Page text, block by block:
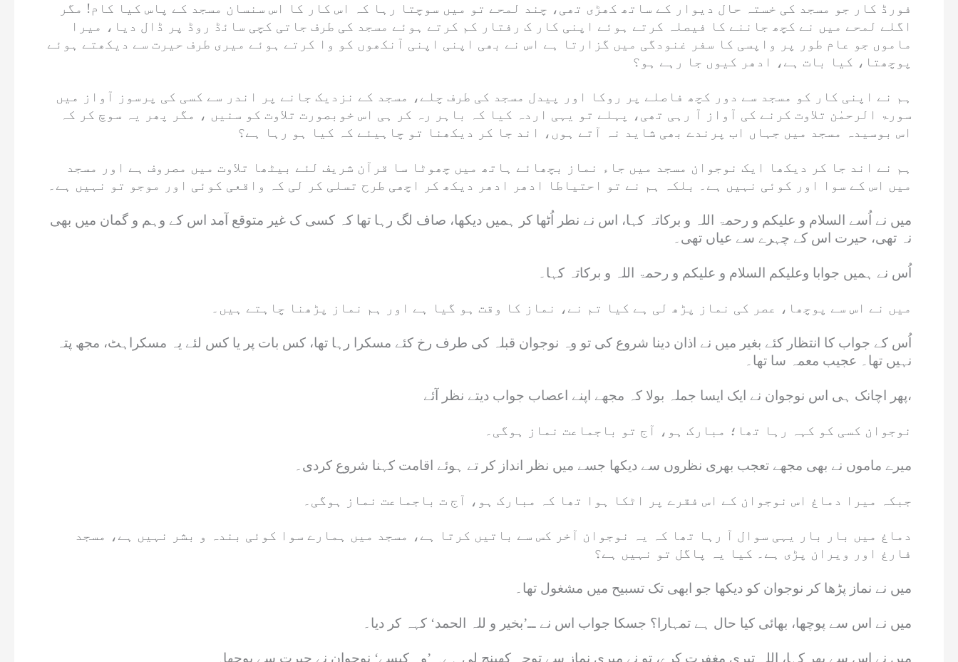
فورڈ کار جو مسجد کی خستہ حال دیوار کے ساتھ کھڑی تھی، چند لمحے تو میں سوچتا رہا کہ اس کار کا اس سنسان مسجد کے پاس کیا کام! مگر
اگلے لمحے میں نے کچھ جاننے کا فیصلہ کرتے ہوئے اپنی کار ک رفتار کم کرتے ہوئے مسجد کی طرف جاتی کچی سائڈ روڈ پر ڈال دیا، میرا
ماموں جو عام طور پر واپسی کا سفر غنودگی میں گزارتا ہے اس نے بھی اپنی اپنی آنکھوں کو وا کرتے ہوئے میری طرف حیرت سے دیکھتے ہوئے
پوچھتا، کیا بات ہے، ادھر کیوں جا رہے ہو؟
ہم نے اپنی کار کو مسجد سے دور کچھ فاصلے پر روکا اور پیدل مسجد کی طرف چلے، مسجد کے نزدیک جانے پر اندر سے کسی کی پرسوز آواز میں
سورۃ الرحمٰن تلاوت کرنے کی آواز آ رہی تھی، پہلے تو یہی اردہ کیا کہ باہر رہ کر ہی اس خوبصورت تلاوت کو سنیں ، مگر پھر یہ سوچ کر کہ
اس بوسیدہ مسجد میں جہاں اب پرندے بھی شاید نہ آتے ہوں، اند جا کر دیکھنا تو چاہیئے کہ کیا ہو رہا ہے؟
ہم نے اند جا کر دیکھا ایک نوجوان مسجد میں جاء نماز بچھائے ہاتھ میں چھوٹا سا قرآن شریف لئے بیٹھا تلاوت میں مصروف ہے اور مسجد
میں اس کے سوا اور کوئی نہیں ہے۔ بلکہ ہم نے تو احتیاطا ادھر ادھر دیکھ کر اچھی طرح تسلی کر لی کہ واقعی کوئی اور موجو تو نہیں ہے۔
میں نے اُسے السلام و علیکم و رحمۃ اللہ و برکاتہ کہا، اس نے نطر اُٹھا کر ہمیں دیکھا، صاف لگ رہا تھا کہ کسی ک غیر متوقع آمد اس کے وہم و گمان میں بھی
نہ تھی، حیرت اس کے چہرے سے عیاں تھی۔
اُس نے ہمیں جوابا وعلیکم السلام و علیکم و رحمۃ اللہ و برکاتہ کہا۔
میں نے اس سے پوچھا، عصر کی نماز پڑھ لی ہے کیا تم نے، نماز کا وقت ہو گیا ہے اور ہم نماز پڑھنا چاہتے ہیں۔
اُس کے جواب کا انتظار کئے بغیر میں نے اذان دینا شروع کی تو وہ نوجوان قبلہ کی طرف رخ کئے مسکرا رہا تھا، کس بات پر یا کس لئے یہ مسکراہٹ، مجھ پتہ
نہیں تھا۔ عجیب معمہ سا تھا۔
پھر اچانک ہی اس نوجوان نے ایک ایسا جملہ بولا کہ مجھے اپنے اعصاب جواب دیتے نظر آئے،
نوجوان کسی کو کہہ رہا تھا؛ مبارک ہو، آج تو باجماعت نماز ہوگی۔
میرے ماموں نے بھی مجھے تعجب بھری نظروں سے دیکھا جسے میں نظر انداز کر تے ہوئے اقامت کہنا شروع کردی۔
جبکہ میرا دماغ اس نوجوان کے اس فقرے پر اٹکا ہوا تھا کہ مبارک ہو، آج ت باجماعت نماز ہوگی۔
دماغ میں بار بار یہی سوال آ رہا تھا کہ یہ نوجوان آخر کس سے باتیں کرتا ہے، مسجد میں ہمارے سوا کوئی بندہ و بشر نہیں ہے، مسجد
فارغ اور ویران پڑی ہے۔ کیا یہ پاگل تو نہیں ہے؟
میں نے نماز پڑھا کر نوجوان کو دیکھا جو ابھی تک تسبیح میں مشغول تھا۔
میں نے اس سے پوچھا، بھائی کیا حال ہے تمہارا؟ جسکا جواب اس نے ــ’بخیر و للہ الحمد‘ کہہ کر دیا۔
میں نے اس سے پھر کہا، اللہ تیری مغفرت کرے، تو نے میری نماز سے توجہ کھینچ لی ہے۔ ’وہ کیسے‘ نوجوان نے حیرت سے پوچھا۔